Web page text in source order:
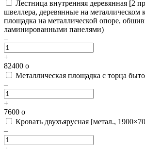
Лестница внутренняя деревянная [2
швеллера, деревянные на металлическом
площадка на металлической опоре,
ламинированными панелями)
–
+
82400 o
Металлическая площадка с торца
–
+
7600 o
Кровать двухъярусная [метал.,
–